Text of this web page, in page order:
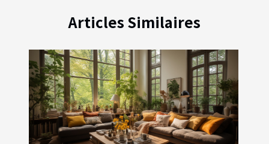
Articles Similaires